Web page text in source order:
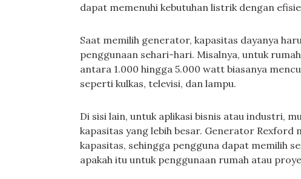
dapat memenuhi kebutuhan listrik dengan
Saat memilih generator, kapasitas dayanya
penggunaan sehari-hari. Misalnya, untuk
antara 1.000 hingga 5.000 watt biasanya
seperti kulkas, televisi, dan lampu.
Di sisi lain, untuk aplikasi bisnis atau industri,
kapasitas yang lebih besar. Generator Rexford
kapasitas, sehingga pengguna dapat memilih
apakah itu untuk penggunaan rumah atau